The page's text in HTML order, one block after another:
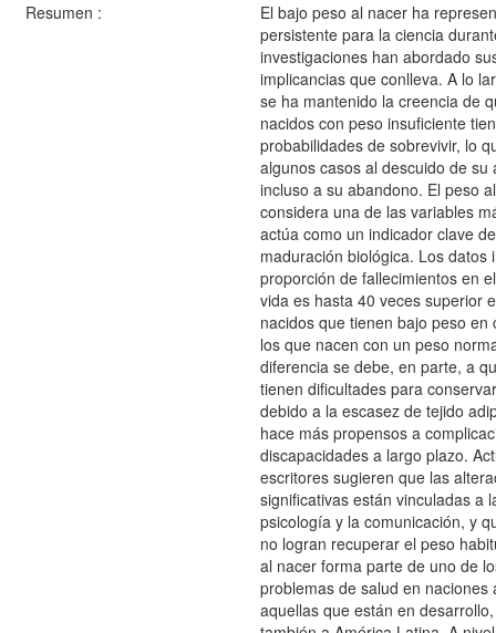
Resumen :
El bajo peso al nacer ha
persistente para la ciencia
investigaciones han abordado
implicancias que conlleva. A lo
se ha mantenido la creencia de
nacidos con peso insuficiente
probabilidades de sobrevivir, lo
algunos casos al descuido de su
incluso a su abandono. El peso
considera una de las variables
actúa como un indicador clave
maduración biológica. Los datos
proporción de fallecimientos en
vida es hasta 40 veces superior
nacidos que tienen bajo peso en
los que nacen con un peso
diferencia se debe, en parte, a
tienen dificultades para
debido a la escasez de tejido
hace más propensos a
discapacidades a largo plazo.
escritores sugieren que las
significativas están vinculadas a
psicología y la comunicación, y
no logran recuperar el peso
al nacer forma parte de uno de
problemas de salud en naciones
aquellas que están en